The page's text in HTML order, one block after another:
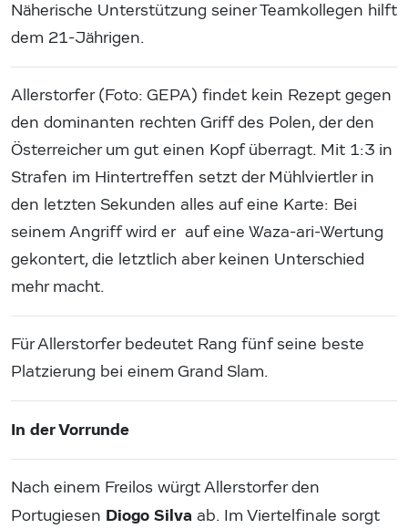
Näherische Unterstützung seiner Teamkollegen hilft
dem 21-Jährigen.
Allerstorfer (Foto: GEPA) findet kein Rezept gegen
den dominanten rechten Griff des Polen, der den
Österreicher um gut einen Kopf überragt. Mit 1:3 in
Strafen im Hintertreffen setzt der Mühlviertler in
den letzten Sekunden alles auf eine Karte: Bei
seinem Angriff wird er auf eine Waza-ari-Wertung
gekontert, die letztlich aber keinen Unterschied
mehr macht.
Für Allerstorfer bedeutet Rang fünf seine beste
Platzierung bei einem Grand Slam.
In der Vorrunde
Nach einem Freilos würgt Allerstorfer den
Portugiesen Diogo Silva ab. Im Viertelfinale sorgt